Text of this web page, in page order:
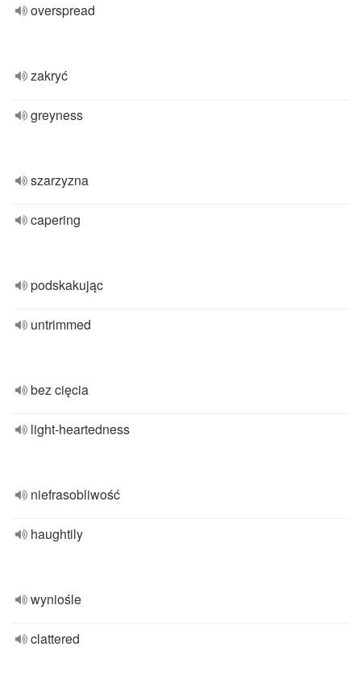
overspread
zakryć
greyness
szarzyzna
capering
podskakując
untrimmed
bez cięcia
light-heartedness
niefrasobliwość
haughtily
wyniośle
clattered